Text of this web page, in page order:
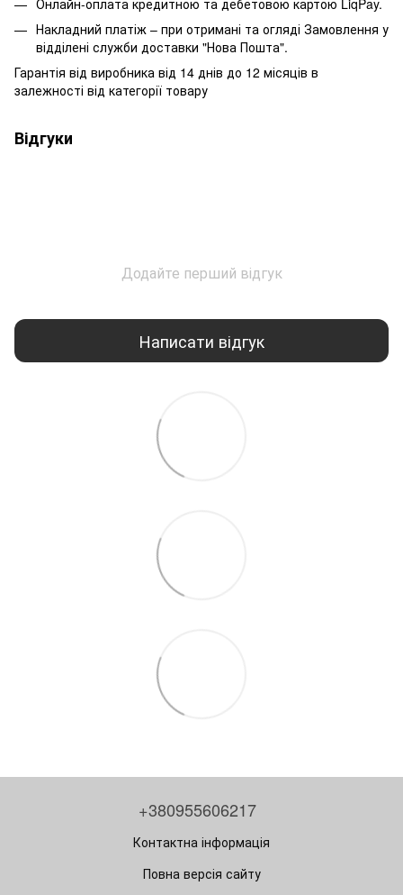
Накладний платіж – при отримані та огляді Замовлення у
відділені служби доставки "Нова Пошта".
Гарантія від виробника від 14 днів до 12 місяців в
залежності від категорії товару
Відгуки
Додайте перший відгук
Написати відгук
+380955606217
Контактна інформація
Повна версія сайту